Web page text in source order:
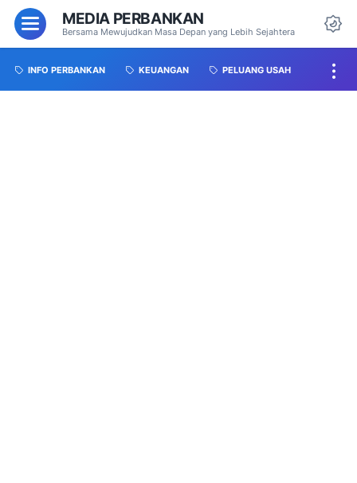
MEDIA PERBANKAN
Bersama Mewujudkan Masa Depan yang Lebih Sejahtera
INFO PERBANKAN KEUANGAN PELUANG USAH